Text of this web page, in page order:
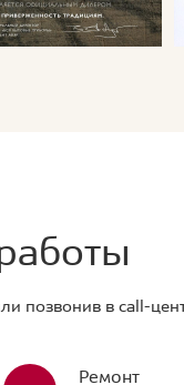
позвонив в call-
Ремонт